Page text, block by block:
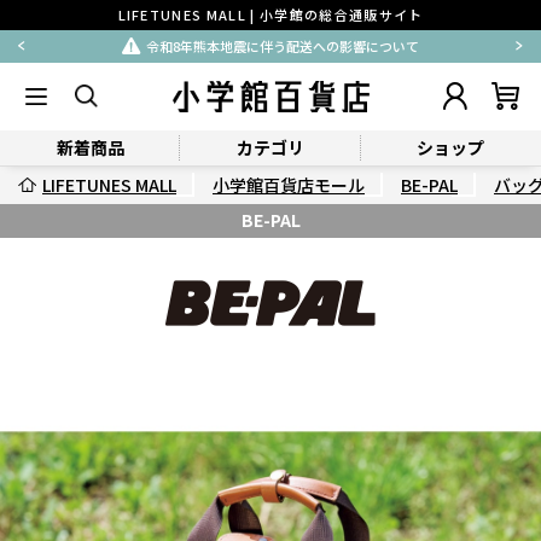
LIFETUNES MALL | 小学館の総合通販サイト
令和8年熊本地震に伴う配送への影響について
新着商品 カテゴリ
ショップ
LIFETUNES MALL
小学館百貨店モール BE-PAL
バッ
BE-PAL